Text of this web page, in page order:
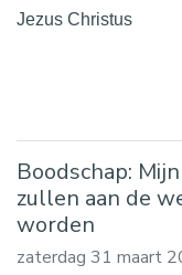
Jezus Christus
Boodschap:
zullen aan de
worden
zaterdag 31 maart